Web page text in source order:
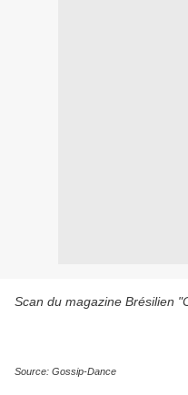
Scan du magazine Brésilien
Source: Gossip-Dance